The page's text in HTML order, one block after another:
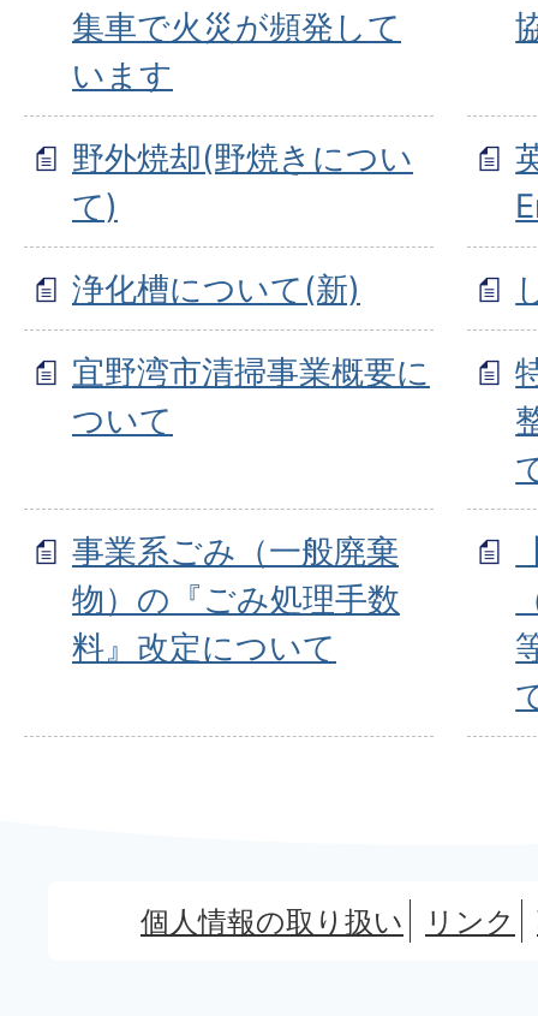
集車で火災が頻発して
います
野外焼却(野焼きについ
て)
浄化槽について(新)
宜野湾市清掃事業概要に
ついて
事業系ごみ（一般廃棄
物）の『ごみ処理手数
料』改定について
個人情報の取り扱い リンク